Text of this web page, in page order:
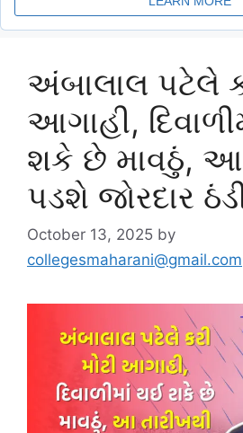
અંબાલાલ પટેલે
આગાહી,
શકે છે માવઠું, આ
પડશે જોરદાર
October 13, 2025 by
collegesmaharani@gmail.com